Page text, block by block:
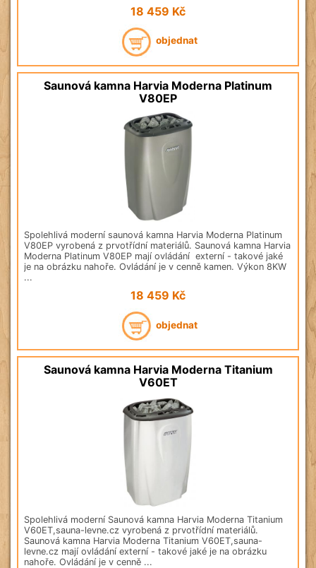
18 459 Kč
objednat
Saunová kamna Harvia Moderna Platinum
V80EP
Spolehlivá moderní saunová kamna Harvia Moderna Platinum
V80EP vyrobená z prvotřídní materiálů. Saunová kamna Harvia
Moderna Platinum V80EP mají ovládání externí - takové jaké
je na obrázku nahoře. Ovládání je v cenně kamen. Výkon 8KW
...
18 459 Kč
objednat
Saunová kamna Harvia Moderna Titanium
V60ET
Spolehlivá moderní Saunová kamna Harvia Moderna Titanium
V60ET,sauna-levne.cz vyrobená z prvotřídní materiálů.
Saunová kamna Harvia Moderna Titanium V60ET,sauna-
levne.cz mají ovládání externí - takové jaké je na obrázku
nahoře. Ovládání je v cenně ...